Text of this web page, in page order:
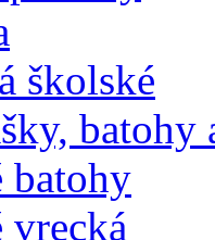
školské
batohy
batohy
vrecká